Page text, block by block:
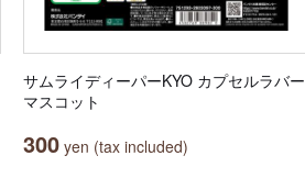
サムライディーパーKYO カプセルラバー
マスコット
300 yen (tax included)